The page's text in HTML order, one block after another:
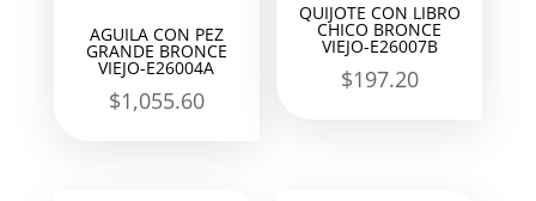
AGUILA CON PEZ
GRANDE BRONCE
VIEJO-E26004A
$1,055.60
QUIJOTE CON LIBRO
CHICO BRONCE
VIEJO-E26007B
$197.20